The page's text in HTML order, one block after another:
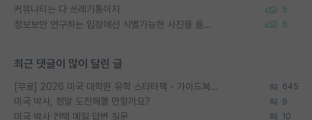
커뮤니티는 다 쓰레기통이지 5
정보보안 연구하는 입장에선 식별가능한 사진을 올리는건 비추이긴함 5
최근 댓글이 많이 달린 글
[무료] 2026 미국 대학원 유학 스타터팩 - 가이드북 & 합격자 컨택메일 템플릿 645
미국 박사, 정말 도전해볼 만할까요? 9
미국 박사 컨택 메일 답변 질문 10